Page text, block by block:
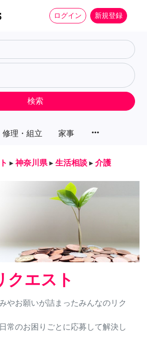
ログイン 新規登録
修理・組立 家事 more_horiz
検索
▸ 神奈川県 ▸ 生活相談 ▸ 介護
クエスト
やお願いが詰まったみんなのリク
常のお困りごとに応募して解決し